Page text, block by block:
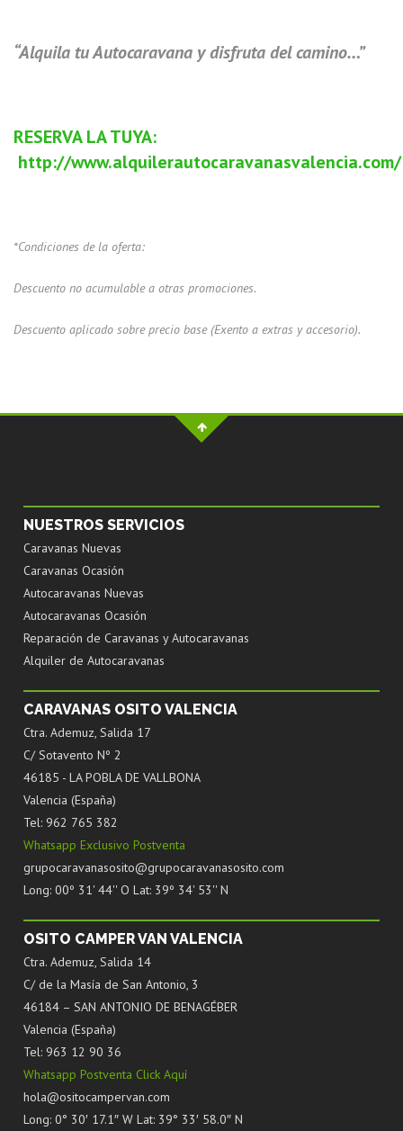
“Alquila tu Autocaravana y disfruta del camino…”
RESERVA LA TUYA:
http://www.alquilerautocaravanasvalencia.com/
*Condiciones de la oferta:
Descuento no acumulable a otras promociones.
Descuento aplicado sobre precio base (Exento a extras y accesorio).
NUESTROS SERVICIOS
Caravanas Nuevas
Caravanas Ocasión
Autocaravanas Nuevas
Autocaravanas Ocasión
Reparación de Caravanas y Autocaravanas
Alquiler de Autocaravanas
CARAVANAS OSITO VALENCIA
Ctra. Ademuz, Salida 17
C/ Sotavento Nº 2
46185 - LA POBLA DE VALLBONA
Valencia (España)
Tel: 962 765 382
Whatsapp Exclusivo Postventa
grupocaravanasosito@grupocaravanasosito.com
Long: 00º 31' 44'' O Lat: 39º 34' 53'' N
OSITO CAMPER VAN VALENCIA
Ctra. Ademuz, Salida 14
C/ de la Masía de San Antonio, 3
46184 – SAN ANTONIO DE BENAGÉBER
Valencia (España)
Tel: 963 12 90 36
Whatsapp Postventa Click Aquí
hola@ositocampervan.com
Long: 0° 30′ 17.1″ W Lat: 39° 33′ 58.0″ N